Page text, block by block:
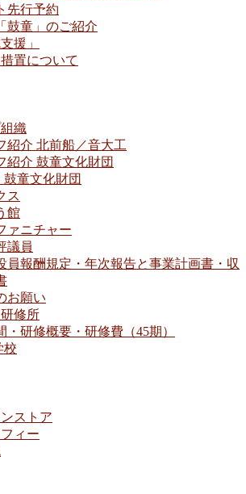
先行予約
鼓童」のご紹介
援」
置について
織
紹介 北前船／音大工
紹介 鼓童文化財団
童文化財団
ス
館
ァニチャー
議員
員報酬規定・年次報告と事業計画書・収
お願い
修所
・研修概要・研修費（45期）
校
ストア
ィー